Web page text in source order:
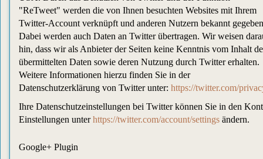
"ReTweet" werden die von Ihnen besuchten Websites mit Ihrem
Twitter-Account verknüpft und anderen Nutzern bekannt
Dabei werden auch Daten an Twitter übertragen. Wir weisen
hin, dass wir als Anbieter der Seiten keine Kenntnis vom Inhalt
übermittelten Daten sowie deren Nutzung durch Twitter erhalten.
Weitere Informationen hierzu finden Sie in der
Datenschutzerklärung von Twitter unter: https://twitter.com/
Ihre Datenschutzeinstellungen bei Twitter können Sie in den
Einstellungen unterhttps://twitter.com/account/settings ändern.
Google+ Plugin